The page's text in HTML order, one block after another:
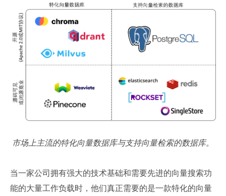
市场上主流的特化向量数据库与支持向量检索的数据库。
当一家公司拥有强大的技术基础和需要先进的向量搜索功
能的大量工作负载时，他们真正需要的是一款特化的向量